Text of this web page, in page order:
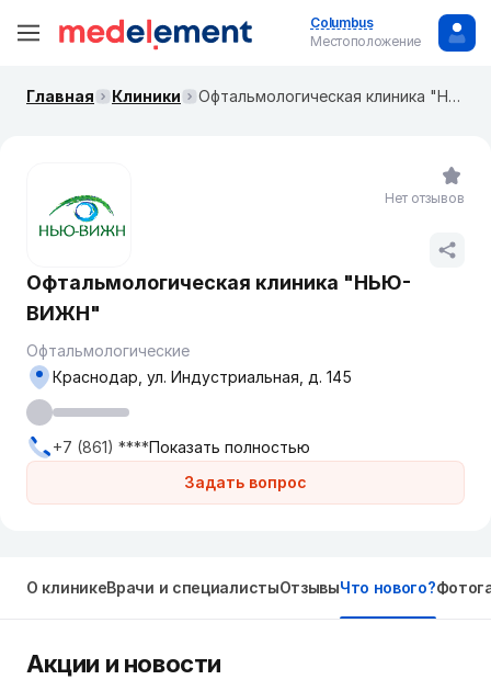
Columbus
Местоположение
Главная Клиники Офтальмологическая клиника "НЬЮ-ВИЖН"
Офтальмологическая клиника "НЬЮ-
ВИЖН"
Офтальмологические
Задать вопрос
Краснодар, ул. Индустриальная, д. 145
+7 (861) ****Показать полностью
Нет отзывов
О клиникеВрачи и специалистыОтзывыЧто нового?
Акции и новости